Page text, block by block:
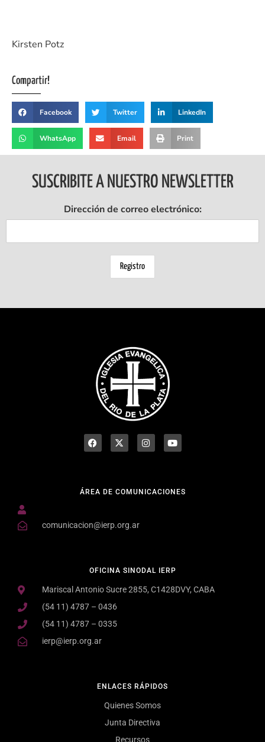
Kirsten Potz
Compartir!
Facebook Twitter LinkedIn
WhatsApp Email Print
SUSCRIBITE A NUESTRO NEWSLETTER
Dirección de correo electrónico:
ENLACES RÁPIDOS
Quienes Somos
Junta Directiva
Recursos
OFICINA SINODAL IERP
Mariscal Antonio Sucre 2855, C1428DVY, CABA
(54 11) 4787 – 0436
(54 11) 4787 – 0335
ierp@ierp.org.ar
ÁREA DE COMUNICACIONES
comunicacion@ierp.org.ar